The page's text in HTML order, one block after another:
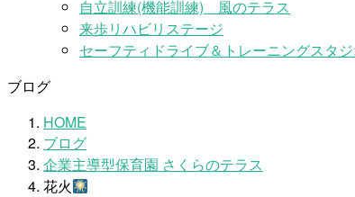
自立訓練(機能訓練) 風のテラス
来歩リハビリステージ
セーフティドライブ＆トレーニングスタ
ブログ
HOME
ブログ
企業主導型保育園 さくらのテラス
花火